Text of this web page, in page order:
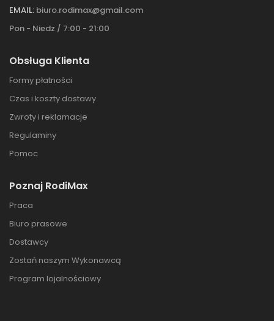
EMAIL: biuro.rodimax@gmail.com
Pon - Niedz / 7:00 - 21:00
Obsługa Klienta
Formy płatności
Czas i koszty dostawy
Zwroty i reklamacje
Regulaminy
Pomoc
Poznaj RodiMax
Praca
Biuro prasowe
Dostawcy
Zostań naszym Wykonawcą
Program lojalnościowy